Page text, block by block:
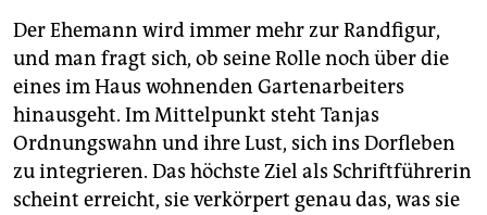
Der Ehemann wird immer mehr zur Randfigur,
und man fragt sich, ob seine Rolle noch über die
eines im Haus wohnenden Gartenarbeiters
hinausgeht. Im Mittelpunkt steht Tanjas
Ordnungswahn und ihre Lust, sich ins Dorfleben
zu integrieren. Das höchste Ziel als Schriftführerin
scheint erreicht, sie verkörpert genau das, was sie